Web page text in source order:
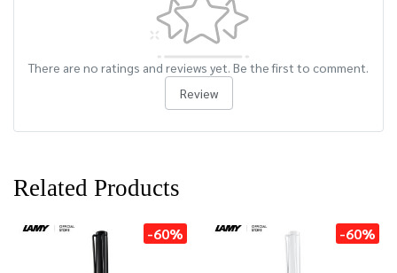
There are no ratings and reviews yet. Be the first to comment.
Review
Related Products
-60% -60%